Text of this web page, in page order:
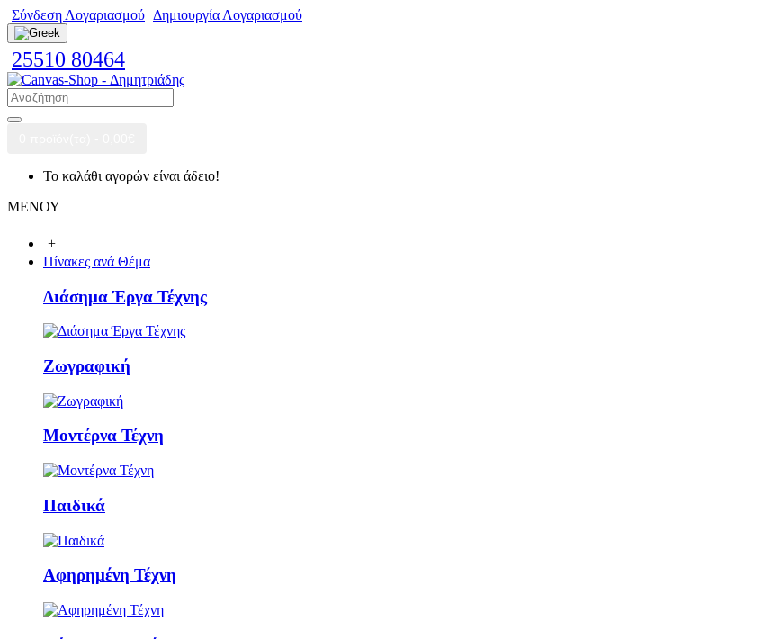
Σύνδεση Λογαριασμού Δημιουργία Λογαριασμού
25510 80464
Το καλάθι αγορών είναι άδειο!
ΜΕΝΟΥ
+
Πίνακες ανά Θέμα
Διάσημα Έργα Τέχνης
Ζωγραφική
Μοντέρνα Τέχνη
Παιδικά
Αφηρημένη Τέχνη